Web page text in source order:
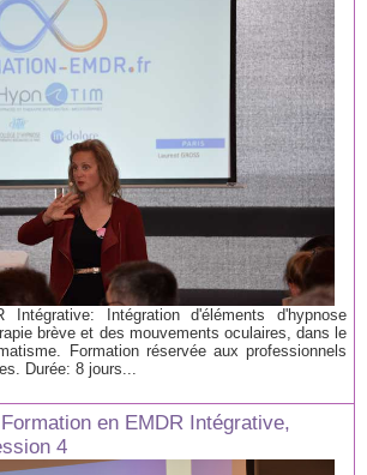
Intégrative: Intégration d'éléments d'hypnose
brève et des mouvements oculaires, dans le
Formation réservée aux professionnels
Durée: 8 jours...
en EMDR Intégrative,
4